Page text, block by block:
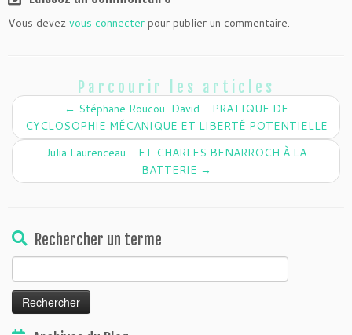
Vous devez vous connecter pour publier un commentaire.
Parcourir les articles
← Stéphane Roucou-David – PRATIQUE DE
CYCLOSOPHIE MÉCANIQUE ET LIBERTÉ POTENTIELLE
Julia Laurenceau – ET CHARLES BENARROCH À LA
BATTERIE →
Rechercher un terme